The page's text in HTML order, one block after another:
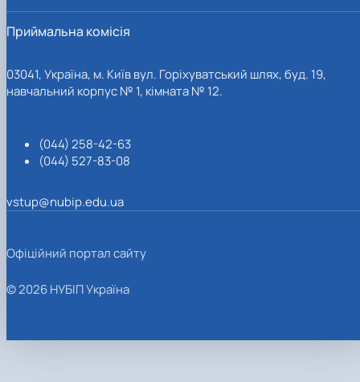
Приймальна комісія
03041, Україна, м. Київ вул. Горіхуватський шлях, буд. 19,
навчальний корпус № 1, кімната № 12.
(044) 258-42-63
(044) 527-83-08
vstup@nubip.edu.ua
Офіційний портал сайту
© 2026 НУБІП Україна